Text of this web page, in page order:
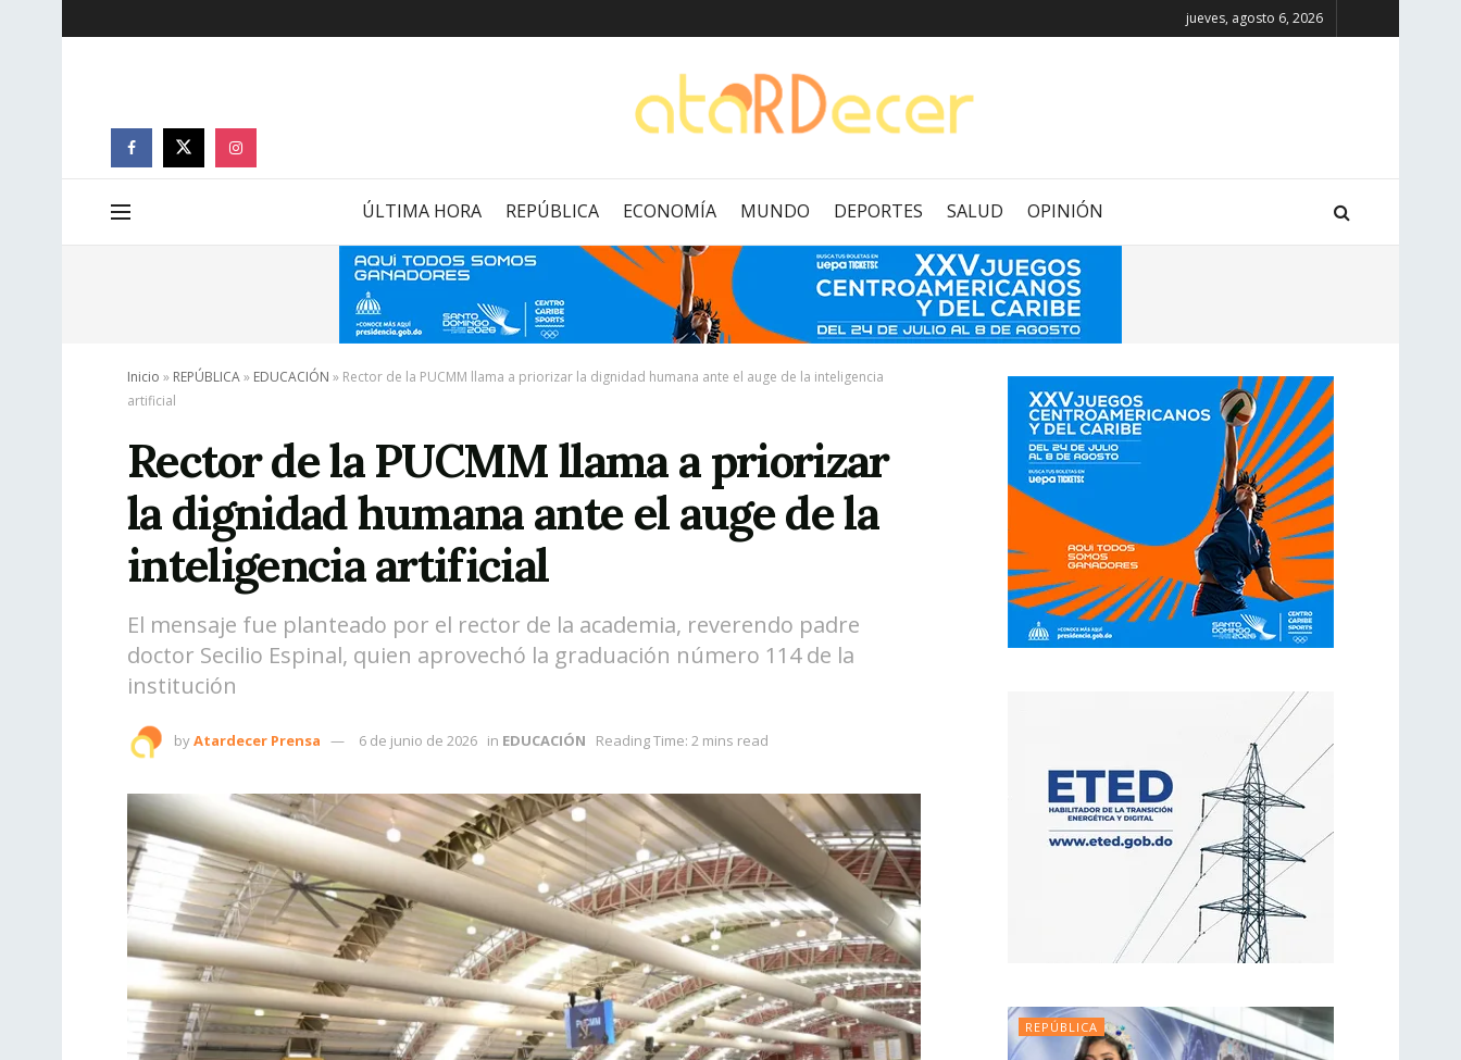
jueves, agosto 6, 2026
ÚLTIMA HORA REPÚBLICA ECONOMÍA MUNDO DEPORTES SALUD OPINIÓN
Inicio » REPÚBLICA» EDUCACIÓN » Rector de la PUCMM llama a priorizar la dignidad humana ante el auge de la inteligencia
artificial
Rector de la PUCMM llama a priorizar
la dignidad humana ante el auge de la
inteligencia artificial
El mensaje fue planteado por el rector de la academia, reverendo padre
doctor Secilio Espinal, quien aprovechó la graduación número 114 de la
institución
byAtardecer Prensa 6 de junio de 2026 in EDUCACIÓN Reading Time: 2 mins read
REPÚBLICA